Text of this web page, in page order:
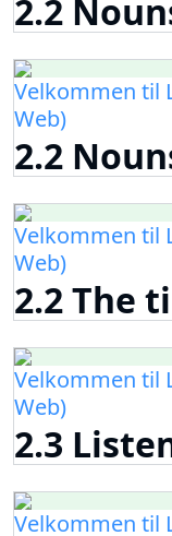
2.2
Velkommen til
Web)
2.2
Velkommen til
Web)
2.2 The
Velkommen til
Web)
2.3
Velkommen til